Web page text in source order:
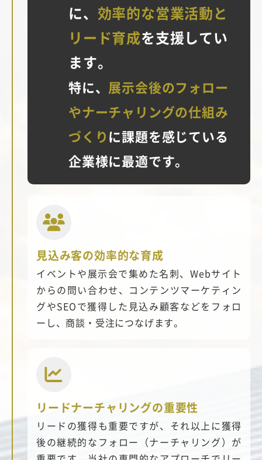
に、 効率的な営業活動と
リード育成を支援してい
ます。
特に、 展示会後のフォロー
やナーチャリングの仕組み
づくりに課題を感じている
企業様に最適です。
見込み客の効率的な育成
イベントや展示会で集めた名刺、Webサイト
からの問い合わせ、コンテンツマーケティン
グやSEOで獲得した見込み顧客などをフォロ
ーし、商談・受注につなげます。
リードナーチャリングの重要性
リードの獲得も重要ですが、それ以上に獲得
後の継続的なフォロー（ナーチャリング）が